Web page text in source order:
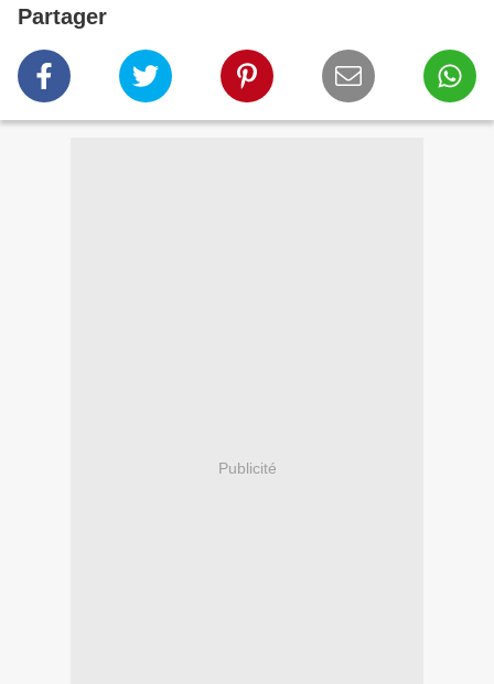
Partager
Publicité